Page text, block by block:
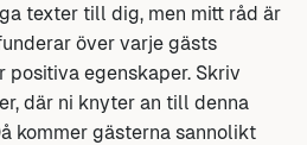
texter till dig, men mitt råd är
över varje gästs
egenskaper. Skriv
där ni knyter an till denna
kommer gästerna sannolikt